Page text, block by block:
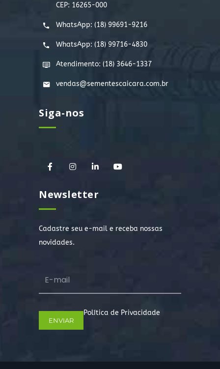
CEP: 16265-000
WhatsApp: (18) 99691-9216
WhatsApp: (18) 99716-4830
Atendimento: (18) 3646-1337
vendas@sementescaicara.com.br
Siga-nos
Newsletter
Cadastre seu e-mail e receba nossas
novidades.
Política de Privacidade